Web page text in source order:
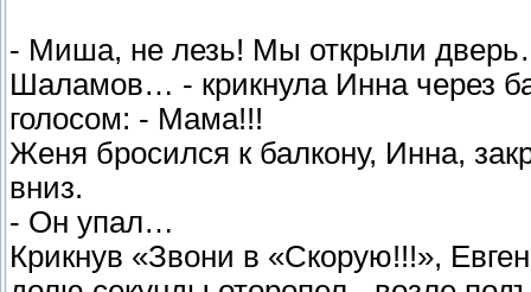
- Миша, не лезь! Мы открыли
Шаламов… - крикнула Инна через
голосом: - Мама!!!
Женя бросился к балкону, Инна,
вниз.
- Он упал…
Крикнув «Звони в «Скорую!!!»,